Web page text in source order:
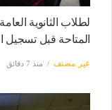
لطلاب الثانوية
المتاحة قبل تسجيل
غير مصنف منذ 7 دقائق